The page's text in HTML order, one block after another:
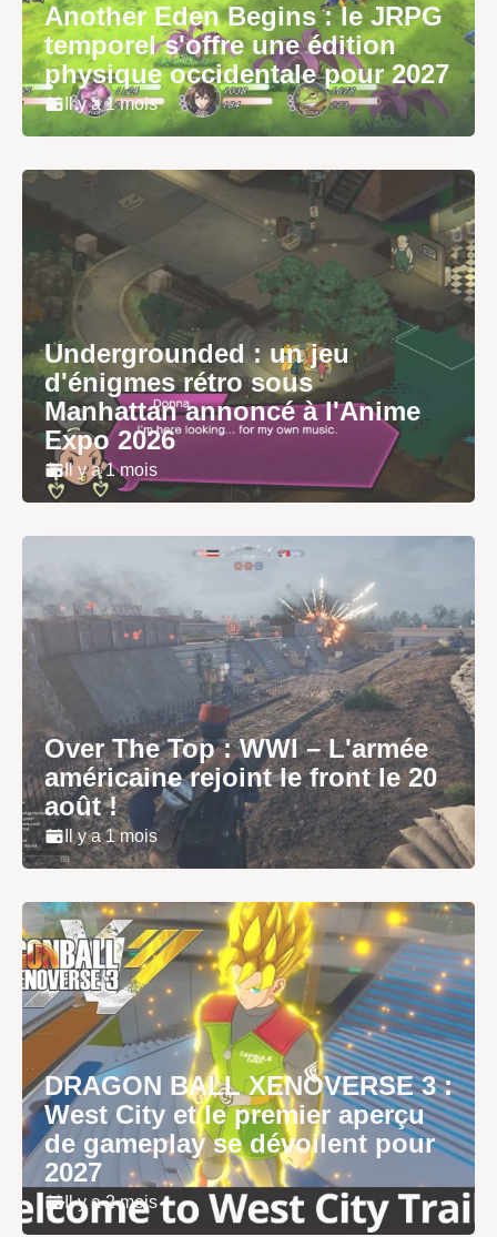
Another Eden Begins : le JRPG
temporel s'offre une édition
physique occidentale pour 2027
Il y a 1 mois
Undergrounded : un jeu
d'énigmes rétro sous
Manhattan annoncé à l'Anime
Expo 2026
Il y a 1 mois
Over The Top : WWI – L'armée
américaine rejoint le front le 20
août !
Il y a 1 mois
DRAGON BALL XENOVERSE 3 :
West City et le premier aperçu
de gameplay se dévoilent pour
2027
Il y a 2 mois